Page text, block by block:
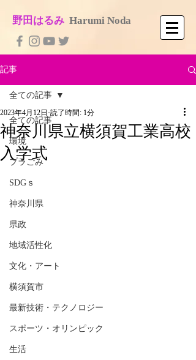
​野田はるみ Harumi No​da
記事
全ての記事
環境
プラごみ
SDGｓ
神奈川県
県政
地域活性化
文化・アート
横須賀市
最新技術・テクノロジー
スポーツ・オリンピック
生活
全ての記事
神奈川県立横須賀工業高校
入学式
2023年4月12日 読了時間: 1分